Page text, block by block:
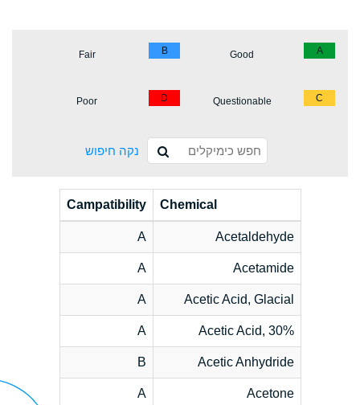
A
Good
B
Fair
C
Questionable
D
Poor
נקה חיפוש
Chemical
Campatibility
Acetaldehyde
A
Acetamide
A
Acetic Acid, Glacial
A
Acetic Acid, 30%
A
Acetic Anhydride
B
Acetone
A